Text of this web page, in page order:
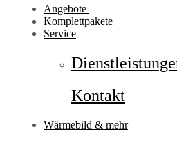
Angebote
Komplettpakete
Service
Kontakt
Wärmebild & mehr